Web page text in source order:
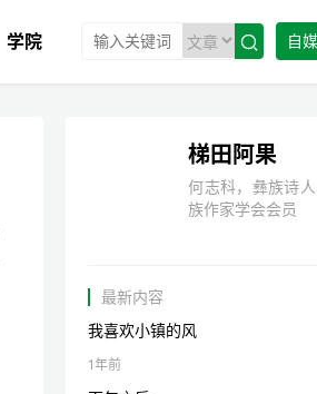
学院  自
梯田阿果
何志科，彝族诗
族作家学会会员
最新内容
我喜欢小镇的风
1年前